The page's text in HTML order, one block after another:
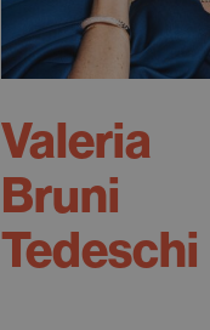
Valeria
Bruni
Tedeschi